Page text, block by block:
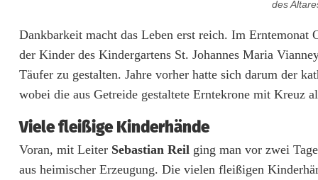
k
b
a
r
k
des
Dankbarkeit macht das Leben erst reich. Im Erntemonat
der Kinder des Kindergartens St. Johannes Maria
Täufer zu gestalten. Jahre vorher hatte sich darum der
wobei die aus Getreide gestaltete Erntekrone mit Kreuz
Viele fleißige Kinderhände
Voran, mit Leiter Sebastian Reil ging man vor zwei
aus heimischer Erzeugung. Die vielen fleißigen